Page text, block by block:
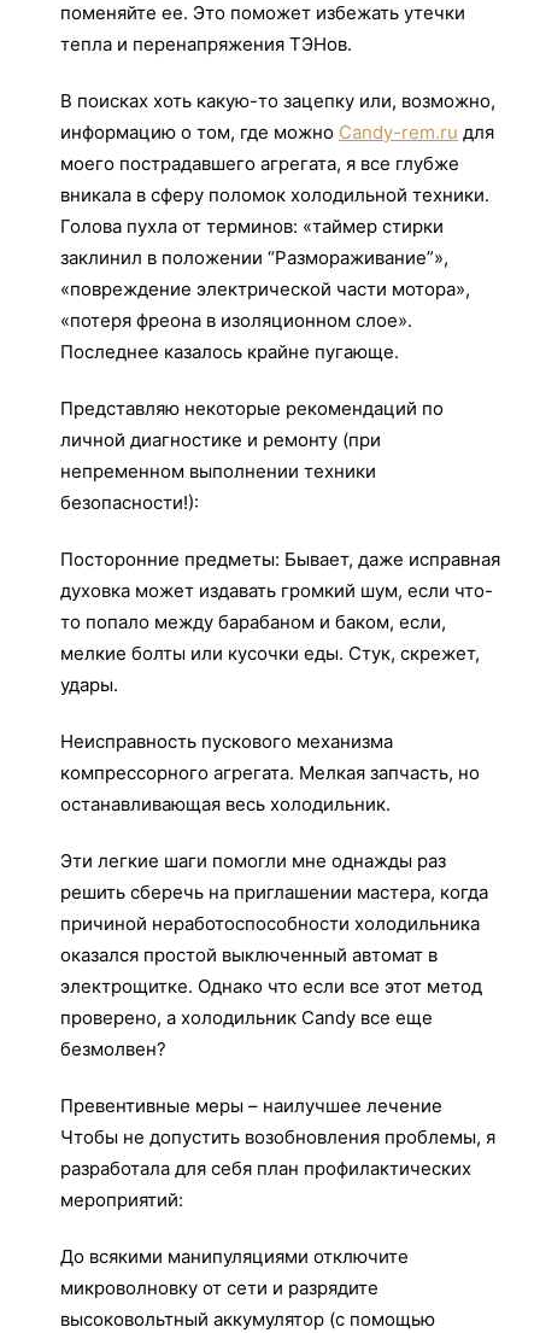
поменяйте ее. Это поможет избежать утечки
тепла и перенапряжения ТЭНов.
В поисках хоть какую-то зацепку или, возможно,
информацию о том, где можно Candy-rem.ru для
моего пострадавшего агрегата, я все глубже
вникала в сферу поломок холодильной техники.
Голова пухла от терминов: «таймер стирки
заклинил в положении “Размораживание”»,
«повреждение электрической части мотора»,
«потеря фреона в изоляционном слое».
Последнее казалось крайне пугающе.
Представляю некоторые рекомендаций по
личной диагностике и ремонту (при
непременном выполнении техники
безопасности!):
Посторонние предметы: Бывает, даже исправная
духовка может издавать громкий шум, если что-
то попало между барабаном и баком, если,
мелкие болты или кусочки еды. Стук, скрежет,
удары.
Неисправность пускового механизма
компрессорного агрегата. Мелкая запчасть, но
останавливающая весь холодильник.
Эти легкие шаги помогли мне однажды раз
решить сберечь на приглашении мастера, когда
причиной неработоспособности холодильника
оказался простой выключенный автомат в
электрощитке. Однако что если все этот метод
проверено, а холодильник Candy все еще
безмолвен?
Превентивные меры – наилучшее лечение
Чтобы не допустить возобновления проблемы, я
разработала для себя план профилактических
мероприятий:
До всякими манипуляциями отключите
микроволновку от сети и разрядите
высоковольтный аккумулятор (с помощью